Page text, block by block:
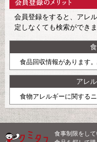
会員登録をすると、アレ
定しなくても検索ができま
食品回収情報があります
アレ
食物アレルギーに関する
食事制限をし